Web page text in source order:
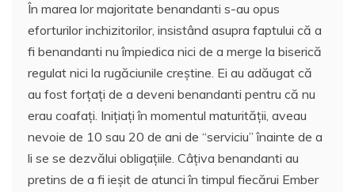
În marea lor majoritate benandanti s-au opus
eforturilor inchizitorilor, insistând asupra faptului că a
fi benandanti nu împiedica nici de a merge la biserică
regulat nici la rugăciunile creştine. Ei au adăugat că
au fost forţaţi de a deveni benandanti pentru că nu
erau coafaţi. Iniţiaţi în momentul maturităţii, aveau
nevoie de 10 sau 20 de ani de “serviciu” înainte de a
li se se dezvălui obligaţiile. Câţiva benandanti au
pretins de a fi ieşit de atunci în timpul fiecărui Ember